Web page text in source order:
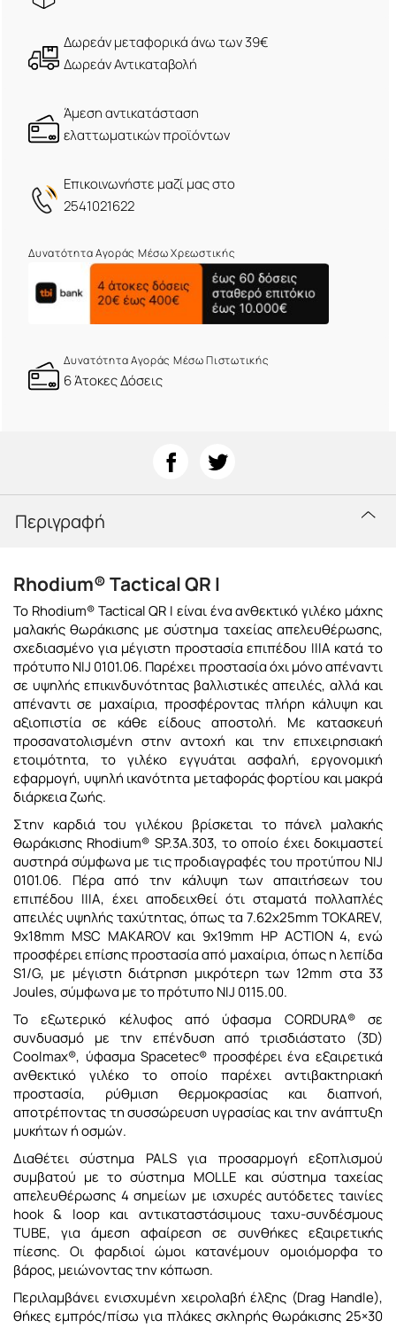
Δωρεάν μεταφορικά άνω των 39€
Δωρεάν Αντικαταβολή
Άμεση αντικατάσταση
ελαττωματικών προϊόντων
Eπικοινωνήστε μαζί μας στο
2541021622
Δυνατότητα Αγοράς Μέσω Χρεωστικής
Δυνατότητα Αγοράς Μέσω Πιστωτικής
6 Άτοκες Δόσεις
Περιγραφή
Rhodium® Tactical QR I
Το Rhodium® Tactical QR I είναι ένα ανθεκτικό γιλέκο μάχης
μαλακής θωράκισης με σύστημα ταχείας απελευθέρωσης,
σχεδιασμένο για μέγιστη προστασία επιπέδου IIIA κατά το
πρότυπο NIJ 0101.06. Παρέχει προστασία όχι μόνο απέναντι
σε υψηλής επικινδυνότητας βαλλιστικές απειλές, αλλά και
απέναντι σε μαχαίρια, προσφέροντας πλήρη κάλυψη και
αξιοπιστία σε κάθε είδους αποστολή. Με κατασκευή
προσανατολισμένη στην αντοχή και την επιχειρησιακή
ετοιμότητα, το γιλέκο εγγυάται ασφαλή, εργονομική
εφαρμογή, υψηλή ικανότητα μεταφοράς φορτίου και μακρά
διάρκεια ζωής.
Στην καρδιά του γιλέκου βρίσκεται το πάνελ μαλακής
θωράκισης Rhodium® SP.3A.303, το οποίο έχει δοκιμαστεί
αυστηρά σύμφωνα με τις προδιαγραφές του προτύπου NIJ
0101.06. Πέρα από την κάλυψη των απαιτήσεων του
επιπέδου IIIA, έχει αποδειχθεί ότι σταματά πολλαπλές
απειλές υψηλής ταχύτητας, όπως τα 7.62x25mm TOKAREV,
9x18mm MSC MAKAROV και 9x19mm HP ACTION 4, ενώ
προσφέρει επίσης προστασία από μαχαίρια, όπως η λεπίδα
S1/G, με μέγιστη διάτρηση μικρότερη των 12mm στα 33
Joules, σύμφωνα με το πρότυπο NIJ 0115.00.
Το εξωτερικό κέλυφος από ύφασμα CORDURA® σε
συνδυασμό με την επένδυση από τρισδιάστατο (3D)
Coolmax®, ύφασμα Spacetec® προσφέρει ένα εξαιρετικά
ανθεκτικό γιλέκο το οποίο παρέχει αντιβακτηριακή
προστασία, ρύθμιση θερμοκρασίας και διαπνοή,
αποτρέποντας τη συσσώρευση υγρασίας και την ανάπτυξη
μυκήτων ή οσμών.
Διαθέτει σύστημα PALS για προσαρμογή εξοπλισμού
συμβατού με το σύστημα MOLLE και σύστημα ταχείας
απελευθέρωσης 4 σημείων με ισχυρές αυτόδετες ταινίες
hook & loop και αντικαταστάσιμους ταχυ-συνδέσμους
TUBE, για άμεση αφαίρεση σε συνθήκες εξαιρετικής
πίεσης. Οι φαρδιοί ώμοι κατανέμουν ομοιόμορφα το
βάρος, μειώνοντας την κόπωση.
Περιλαμβάνει ενισχυμένη χειρολαβή έλξης (Drag Handle),
θήκες εμπρός/πίσω για πλάκες σκληρής θωράκισης 25×30